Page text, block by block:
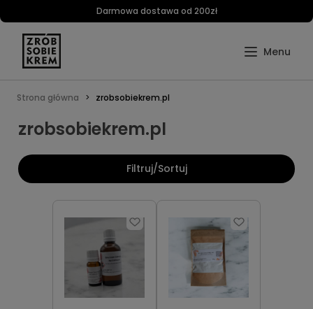
Darmowa dostawa od 200zł
Strona główna zrobsobiekrem.pl
zrobsobiekrem.pl
Filtruj/Sortuj